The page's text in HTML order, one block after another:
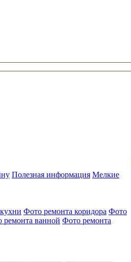
Полезная информация Мелкие
Фото ремонта коридора Фото
ремонта ванной Фото ремонта